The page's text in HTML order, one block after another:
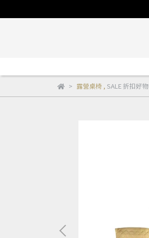
露營桌椅, SALE 折扣好物